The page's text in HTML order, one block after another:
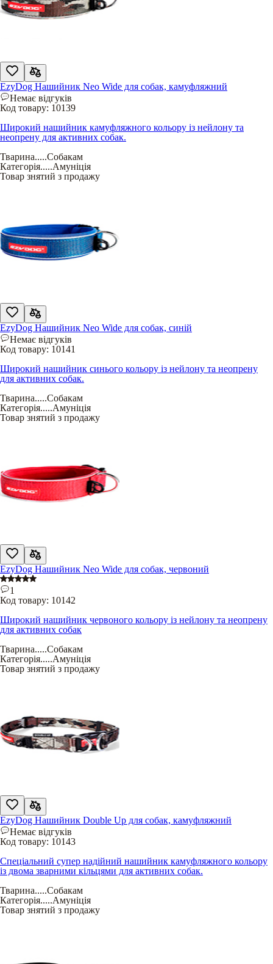
EzyDog Нашийник Neo Wide для собак, камуфляжний
Немає відгуків
Код товару: 10139
Широкий нашийник камуфляжного кольору із нейлону та
неопрену для активних собак.
Тварина.....Собакам
Категорія.....Амуніція
Товар знятий з продажу
EzyDog Нашийник Neo Wide для собак, синій
Немає відгуків
Код товару: 10141
Широкий нашийник синього кольору із нейлону та неопрену
для активних собак.
Тварина.....Собакам
Категорія.....Амуніція
Товар знятий з продажу
EzyDog Нашийник Neo Wide для собак, червоний
1
Код товару: 10142
Широкий нашийник червоного кольору із нейлону та неопрену
для активних собак
Тварина.....Собакам
Категорія.....Амуніція
Товар знятий з продажу
EzyDog Нашийник Double Up для собак, камуфляжний
Немає відгуків
Код товару: 10143
Спеціальний супер надійний нашийник камуфляжного кольору
із двома зварними кільцями для активних собак.
Тварина.....Собакам
Категорія.....Амуніція
Товар знятий з продажу